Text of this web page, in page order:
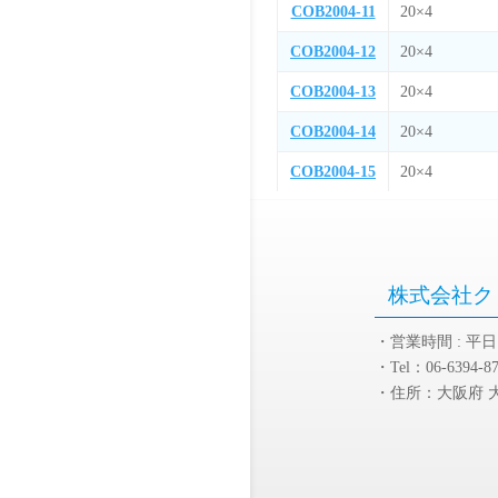
株式会社
・営業時間 : 平
・Tel：06-6394-
・住所：大阪府